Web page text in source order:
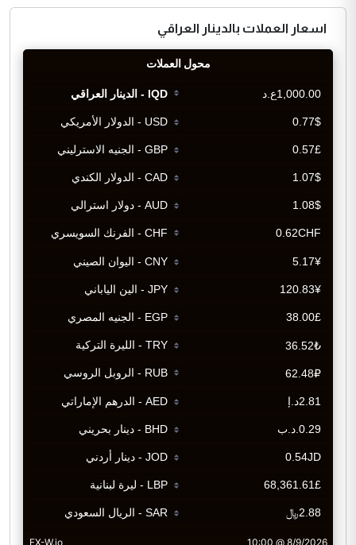
اسعار العملات بالدينار العراقي